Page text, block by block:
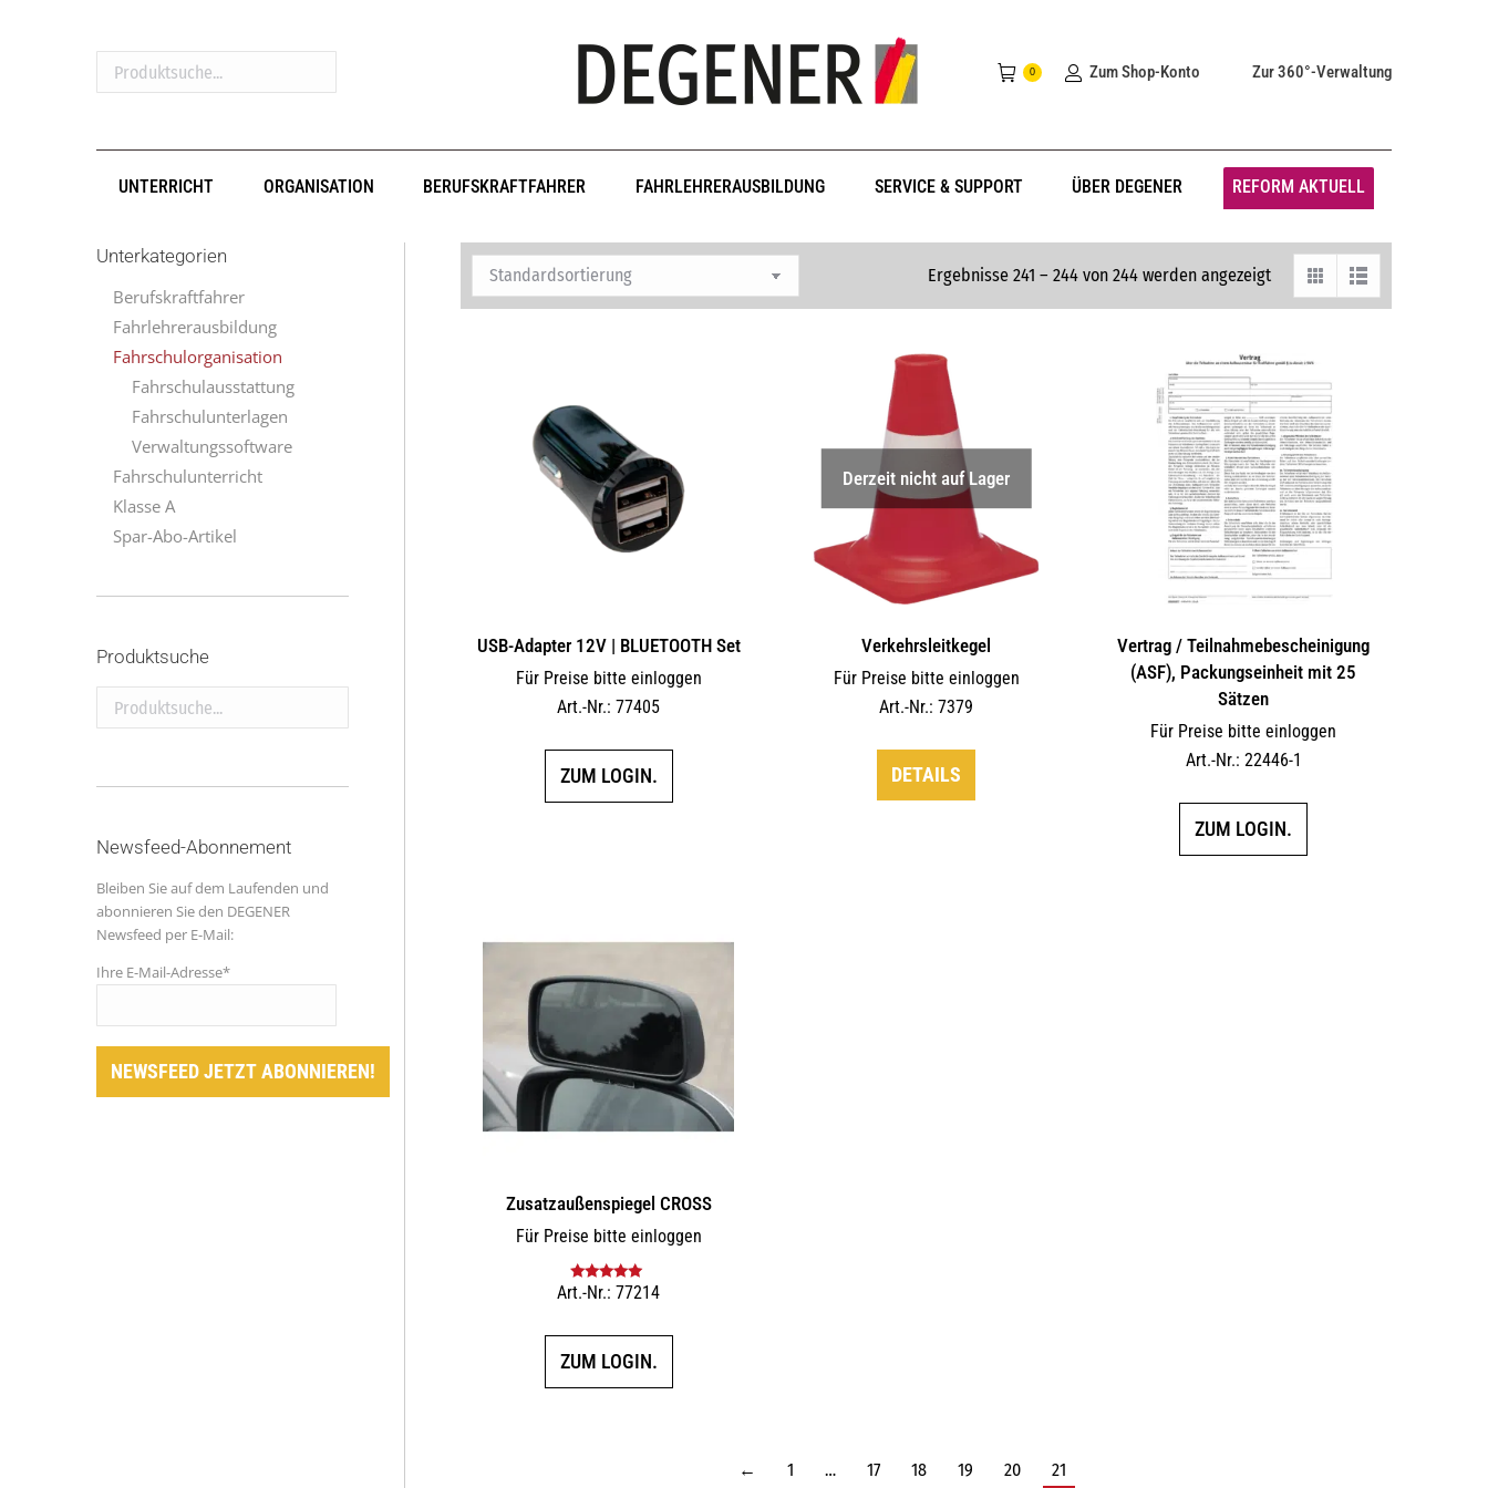
Produktsuche...
0 Zum Shop-Konto Zur 360°-Verwaltung
UNTERRICHT ORGANISATION BERUFSKRAFTFAHRER FAHRLEHRERAUSBILDUNG SERVICE & SUPPORT ÜBER DEGENER REFORM AKTUELL
Ergebnisse 241 – 244 von 244 werden angezeigt
USB-Adapter 12V | BLUETOOTH Set
Für Preise bitte einloggen
Art.-Nr.: 77405
ZUM LOGIN.
Derzeit nicht auf Lager
Verkehrsleitkegel
Für Preise bitte einloggen
Art.-Nr.: 7379
DETAILS
Vertrag / Teilnahme­bescheinigung
(ASF), Packungseinheit mit 25
Sätzen
Für Preise bitte einloggen
Art.-Nr.: 22446-1
ZUM LOGIN.
Zusatz­außenspiegel CROSS
Für Preise bitte einloggen
Bewertet mit
Art.-Nr.: 77214
ZUM LOGIN.
← 1 … 17 18 19 20 21
Unterkategorien
Berufskraftfahrer
Fahrlehrerausbildung
Fahrschulorganisation
Fahrschulausstattung
Fahrschulunterlagen
Verwaltungssoftware
Fahrschulunterricht
Klasse A
Spar-Abo-Artikel
Produktsuche
Produktsuche...
Newsfeed-Abonnement
Bleiben Sie auf dem Laufenden und
abonnieren Sie den DEGENER
Newsfeed per E-Mail:
Ihre E-Mail-Adresse*